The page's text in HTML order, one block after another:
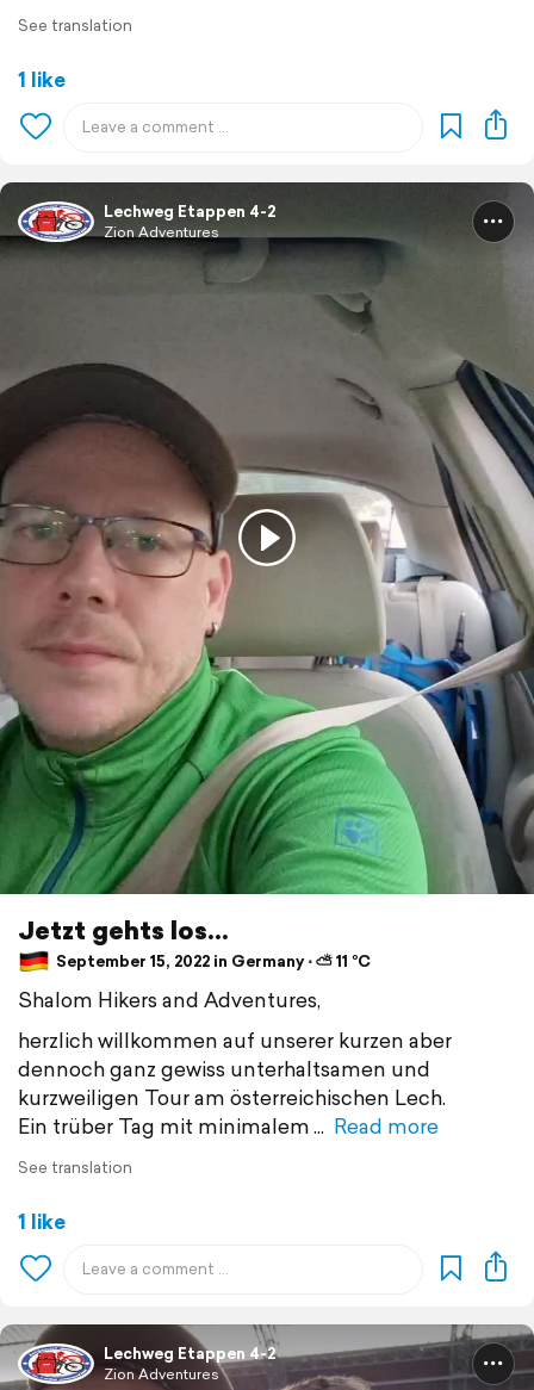
See translation
1 like
Lechweg Etappen 4-2
Zion Adventures
Jetzt gehts los...
September 15, 2022 in Germany ⋅ ⛅ 11 °C
Shalom Hikers and Adventures,
herzlich willkommen auf unserer kurzen aber
dennoch ganz gewiss unterhaltsamen und
kurzweiligen Tour am österreichischen Lech.
Ein trüber Tag mit minimalem
Read more
See translation
1 like
Lechweg Etappen 4-2
Zion Adventures